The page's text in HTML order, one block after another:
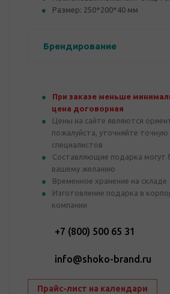
Размер: 250*200*40 мм
Брендирование
При заказе меньше
цена договорная
Цены на сайте являются
пожалуйста, уточняйте
специалистов
Составляющие подарка могут
вашему желанию
Временное хранение на складе
Изготовление подарка в
компании
+7 (800) 500 65 31
info@shoko-brand.ru
Прайс-лист на календари